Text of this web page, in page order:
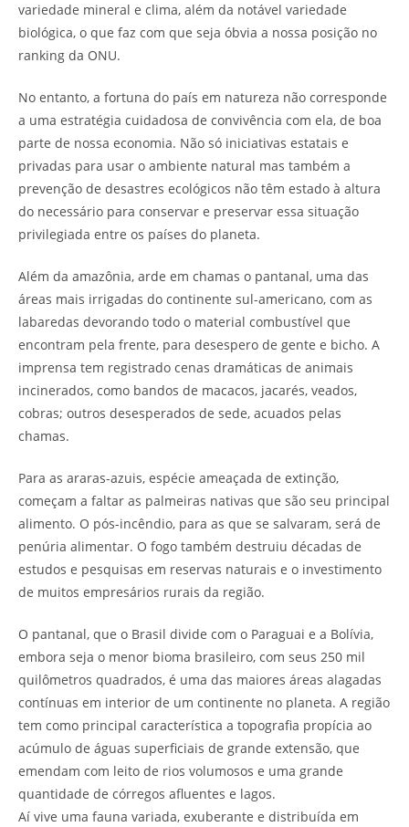
variedade mineral e clima, além da notável variedade
biológica, o que faz com que seja óbvia a nossa posição no
ranking da ONU.
No entanto, a fortuna do país em natureza não corresponde
a uma estratégia cuidadosa de convivência com ela, de boa
parte de nossa economia. Não só iniciativas estatais e
privadas para usar o ambiente natural mas também a
prevenção de desastres ecológicos não têm estado à altura
do necessário para conservar e preservar essa situação
privilegiada entre os países do planeta.
Além da amazônia, arde em chamas o pantanal, uma das
áreas mais irrigadas do continente sul-americano, com as
labaredas devorando todo o material combustível que
encontram pela frente, para desespero de gente e bicho. A
imprensa tem registrado cenas dramáticas de animais
incinerados, como bandos de macacos, jacarés, veados,
cobras; outros desesperados de sede, acuados pelas
chamas.
Para as araras-azuis, espécie ameaçada de extinção,
começam a faltar as palmeiras nativas que são seu principal
alimento. O pós-incêndio, para as que se salvaram, será de
penúria alimentar. O fogo também destruiu décadas de
estudos e pesquisas em reservas naturais e o investimento
de muitos empresários rurais da região.
O pantanal, que o Brasil divide com o Paraguai e a Bolívia,
embora seja o menor bioma brasileiro, com seus 250 mil
quilômetros quadrados, é uma das maiores áreas alagadas
contínuas em interior de um continente no planeta. A região
tem como principal característica a topografia propícia ao
acúmulo de águas superficiais de grande extensão, que
emendam com leito de rios volumosos e uma grande
quantidade de córregos afluentes e lagos.
Aí vive uma fauna variada, exuberante e distribuída em